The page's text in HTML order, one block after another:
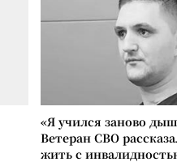
«Я учился заново
Ветеран СВО
жить с